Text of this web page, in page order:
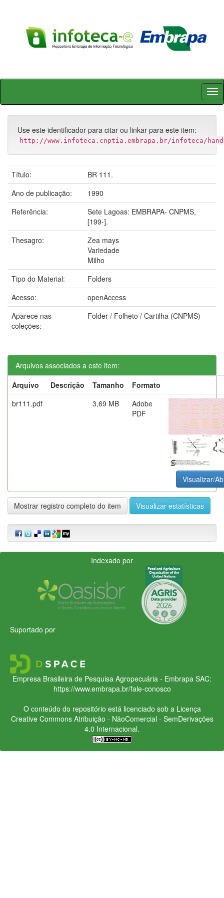
Skip
Use este identificador para citar ou linkar para este item:
http://www.infoteca.cnptia.embrapa.br/infoteca/
Título:
BR 111.
Ano de publicação:
1990
Referência:
Sete Lagoas: EMBRAPA- CNPMS,
[199-].
Thesagro:
Zea mays
Variedade
Milho
Tipo do Material:
Folders
Acesso:
openAccess
Aparece nas
coleções:
Folder / Folheto / Cartilha (CNPMS)
Arquivos associados a este item:
Arquivo
Descrição Tamanho
Formato
br111.pdf
3,69 MB
Adobe
PDF
Visualizar/
Mostrar registro completo do item Visualizar estatísticas
Indexado por
Suportado por
Empresa Brasileira de Pesquisa Agropecuária - Embrapa SAC:
https://www.embrapa.br/fale-conosco
O conteúdo do repositório está licenciado sob a Licença
Creative CommonsAtribuição - NãoComercial - SemDerivações
4.0 Internacional.